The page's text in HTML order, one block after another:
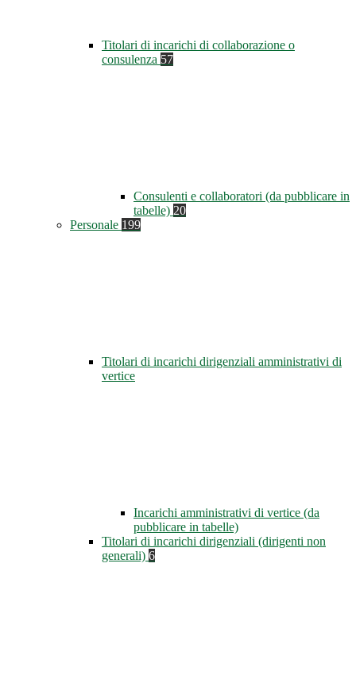
Titolari di incarichi di collaborazione o
consulenza 57
Consulenti e collaboratori (da pubblicare in
tabelle) 20
Personale 199
Titolari di incarichi dirigenziali amministrativi di
vertice
Incarichi amministrativi di vertice (da
pubblicare in tabelle)
Titolari di incarichi dirigenziali (dirigenti non
generali) 6